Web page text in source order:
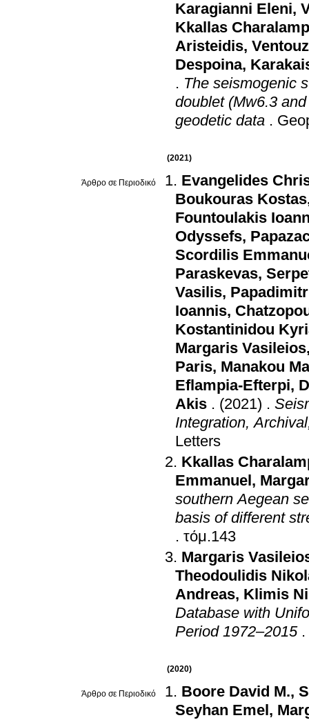
Karagianni Eleni,
Kkallas
Aristeidis,
Despoina,
. The seismogenic
doublet (Mw6.3
geodetic data .
(2021)
Άρθρο σε Περιοδικό
Evangelides
Boukouras Kostas
Fountoulakis
Odyssefs,
Scordilis
Paraskevas,
Vasilis,
Ioannis,
Kostantinidou
Margaris Vasileios
Paris, Manakou
Eflampia-Efterpi,
Akis . (2021) .
Integration,
Letters
Kkallas
Emmanuel ,
southern Aegean
basis of different
. τόμ.143
Margaris
Theodoulidis
Andreas, Klimis
Database with
Period 1972–2015 .
(2020)
Άρθρο σε Περιοδικό Boore David M.,
Seyhan Emel ,